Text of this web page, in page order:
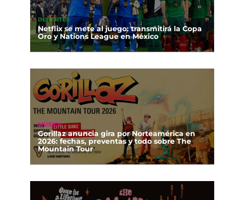
DEPORTES
Netflix se mete al juego: transmitirá la Copa
Oro y Nations League en México
MÚSICA
Gorillaz anuncia gira por Norteamérica en
2026: fechas, preventas y todo sobre The
Mountain Tour